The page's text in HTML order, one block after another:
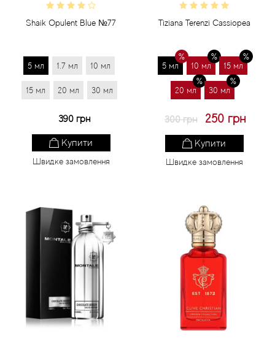
Shaik Opulent Blue №77
5 мл 1.7 мл 10 мл
15 мл 20 мл 30 мл
390 грн
Купити
Швидке замовлення
Tiziana Terenzi Cassiopea
5 мл 10 мл 15 мл
20 мл 30 мл
300 грн 250 грн
Купити
Швидке замовлення